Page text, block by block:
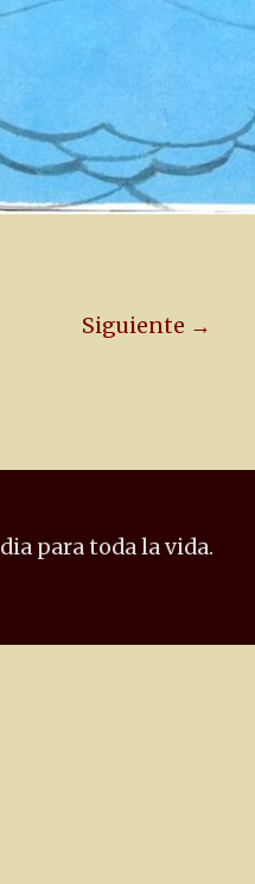
Siguiente →
para toda la vida.